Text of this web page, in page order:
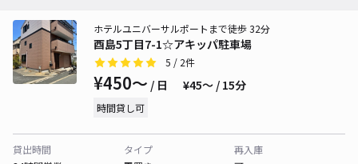
酉島5丁目7-1☆アキッパ駐車場
ホテルユニバーサルポートまで徒歩 32分
5 / 2件
¥450〜 / 日 ¥45〜 / 15分
時間貸し可
貸出時間
タイプ
再入庫